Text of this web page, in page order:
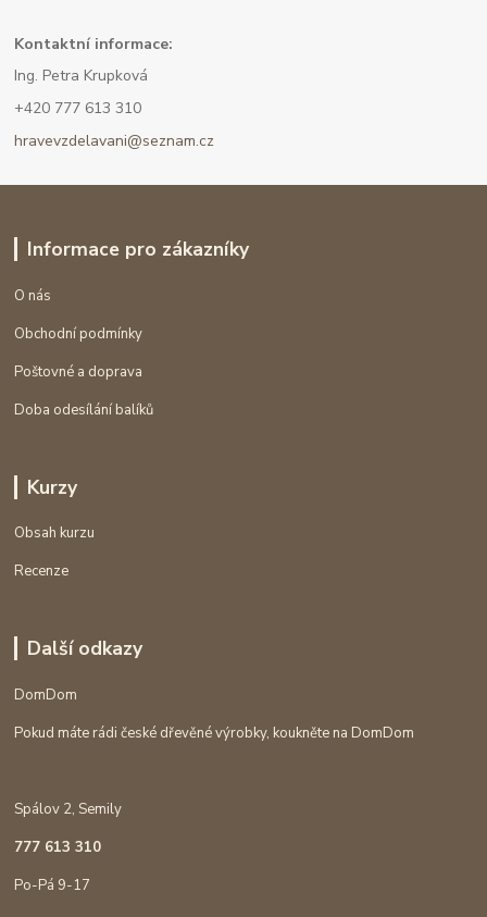
Kontaktní informace:
Ing. Petra Krupková
+420 777 613 310
hravevzdelavani@seznam.cz
Informace pro zákazníky
O nás
Obchodní podmínky
Poštovné a doprava
Doba odesílání balíků
Kurzy
Obsah kurzu
Recenze
Další odkazy
DomDom
Pokud máte rádi české dřevěné výrobky, koukněte na DomDom
Spálov 2, Semily
777 613 310
Po-Pá 9-17